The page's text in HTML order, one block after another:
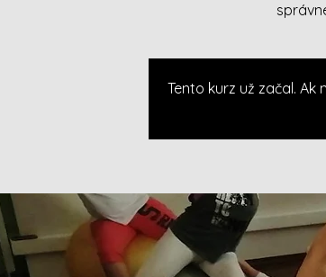
Tento kurz už začal.